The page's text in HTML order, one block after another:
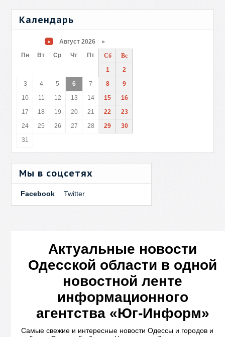
Календарь
« Август 2026 »
Пн
Вт Ср Чт Пт Сб
Вс
1
2
3
4 5 6 7 8
9
10
11 12 13 14 15
16
17
18 19 20 21 22
23
24
25 26 27 28 29
30
31
Мы в соцсетях
Facebook Twitter
Актуальные новости
Одесской области в одной
новостной ленте
информационного
агентства «Юг-Информ»
Самые свежие и интересные новости Одессы и городов и